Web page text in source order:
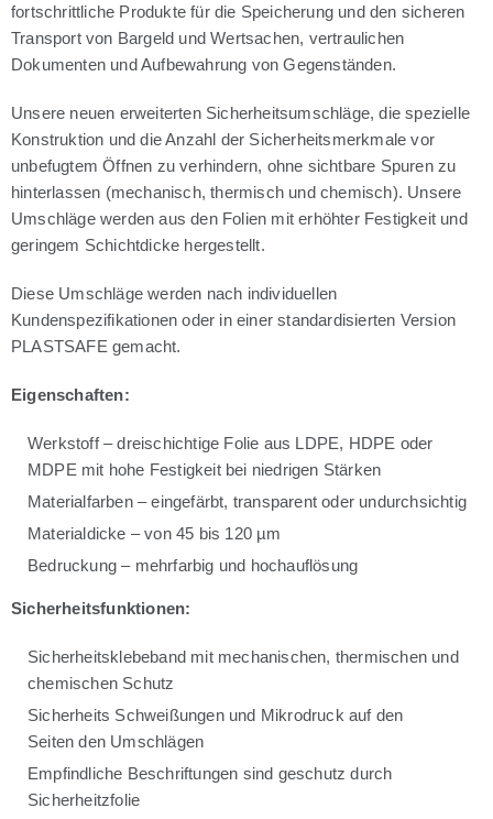
fortschrittliche Produkte für die Speicherung und den sicheren
Transport von Bargeld und Wertsachen, vertraulichen
Dokumenten und Aufbewahrung von Gegenständen.
Unsere neuen erweiterten Sicherheitsumschläge, die spezielle
Konstruktion und die Anzahl der Sicherheitsmerkmale vor
unbefugtem Öffnen zu verhindern, ohne sichtbare Spuren zu
hinterlassen (mechanisch, thermisch und chemisch). Unsere
Umschläge werden aus den Folien mit erhöhter Festigkeit und
geringem Schichtdicke hergestellt.
Diese Umschläge werden nach individuellen
Kundenspezifikationen oder in einer standardisierten Version
PLASTSAFE gemacht.
Eigenschaften:
Werkstoff – dreischichtige Folie aus LDPE, HDPE oder
MDPE mit hohe Festigkeit bei niedrigen Stärken
Materialfarben – eingefärbt, transparent oder undurchsichtig
Materialdicke – von 45 bis 120 µm
Bedruckung – mehrfarbig und hochauflösung
Sicherheitsfunktionen:
Sicherheitsklebeband mit mechanischen, thermischen und
chemischen Schutz
Sicherheits Schweißungen und Mikrodruck auf den
Seiten den Umschlägen
Empfindliche Beschriftungen sind geschutz durch
Sicherheitzfolie